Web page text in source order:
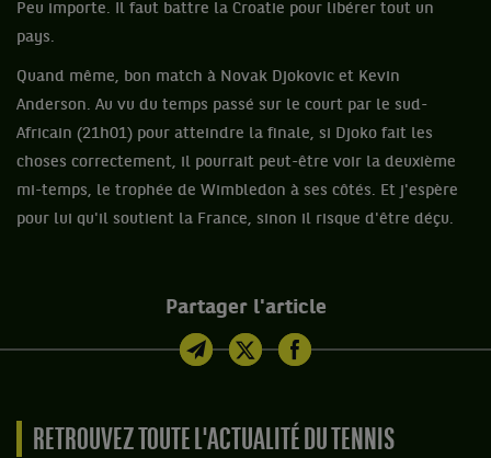
Peu importe. Il faut battre la Croatie pour libérer tout un
pays.
Quand même, bon match à Novak Djokovic et Kevin
Anderson. Au vu du temps passé sur le court par le sud-
Africain (21h01) pour atteindre la finale, si Djoko fait les
choses correctement, il pourrait peut-être voir la deuxième
mi-temps, le trophée de Wimbledon à ses côtés. Et j'espère
pour lui qu'il soutient la France, sinon il risque d'être déçu.
Partager l'article
RETROUVEZ TOUTE L'ACTUALITÉ DU TENNIS